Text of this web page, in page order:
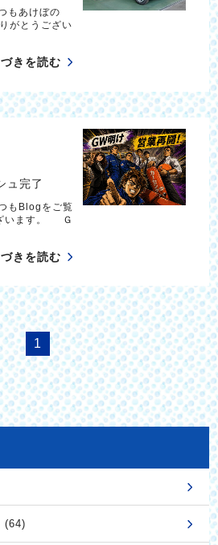
もあけぼの
がとうござい
きを読む
ュ完了
もBlogをご覧
います。 Ｇ
きを読む
1
(64)